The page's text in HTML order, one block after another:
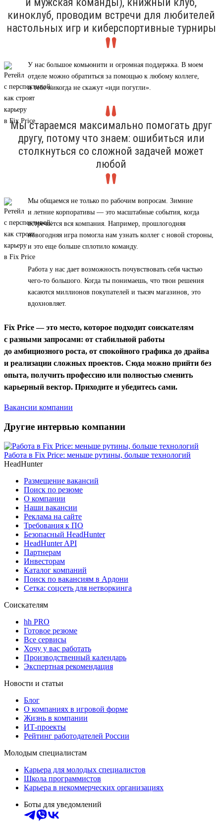
киноклуб, проводим встречи для любителей
настольных игр и киберспортивные турниры
У нас большое комьюнити и огромная поддержка. В моем
отделе можно обратиться за помощью к любому коллеге,
и тебе никогда не скажут «иди погугли».
Мы стараемся максимально помогать друг
другу, потому что знаем: ошибиться или
столкнуться со сложной задачей может
любой
Мы общаемся не только по рабочим вопросам. Зимние
и летние корпоративы — это масштабные события, когда
встречается вся компания. Например, прошлогодняя
новогодняя игра помогла нам узнать коллег с новой стороны,
и это еще больше сплотило команду.
Работа у нас дает возможность почувствовать себя частью
чего-то большого. Когда ты понимаешь, что твои решения
касаются миллионов покупателей и тысяч магазинов, это
вдохновляет.
Fix Price — это место, которое подходит соискателям
с разными запросами: от стабильной работы
до амбициозного роста, от спокойного графика до драйва
и реализации сложных проектов. Сюда можно прийти без
опыта, получить профессию или полностью сменить
карьерный вектор. Приходите и убедитесь сами.
Вакансии компании
Другие интервью компании
Работа в Fix Price: меньше рутины, больше технологий
HeadHunter
Размещение вакансий
Поиск по резюме
О компании
Наши вакансии
Реклама на сайте
Требования к ПО
Безопасный HeadHunter
HeadHunter API
Партнерам
Инвесторам
Каталог компаний
Поиск по вакансиям в Ардони
Сетка: соцсеть для нетворкинга
Соискателям
hh PRO
Готовое резюме
Все сервисы
Хочу у вас работать
Производственный календарь
Экспертная рекомендация
Новости и статьи
Блог
О компаниях в игровой форме
Жизнь в компании
ИТ-проекты
Рейтинг работодателей России
Молодым специалистам
Карьера для молодых специалистов
Школа программистов
Карьера в некоммерческих организациях
Боты для уведомлений